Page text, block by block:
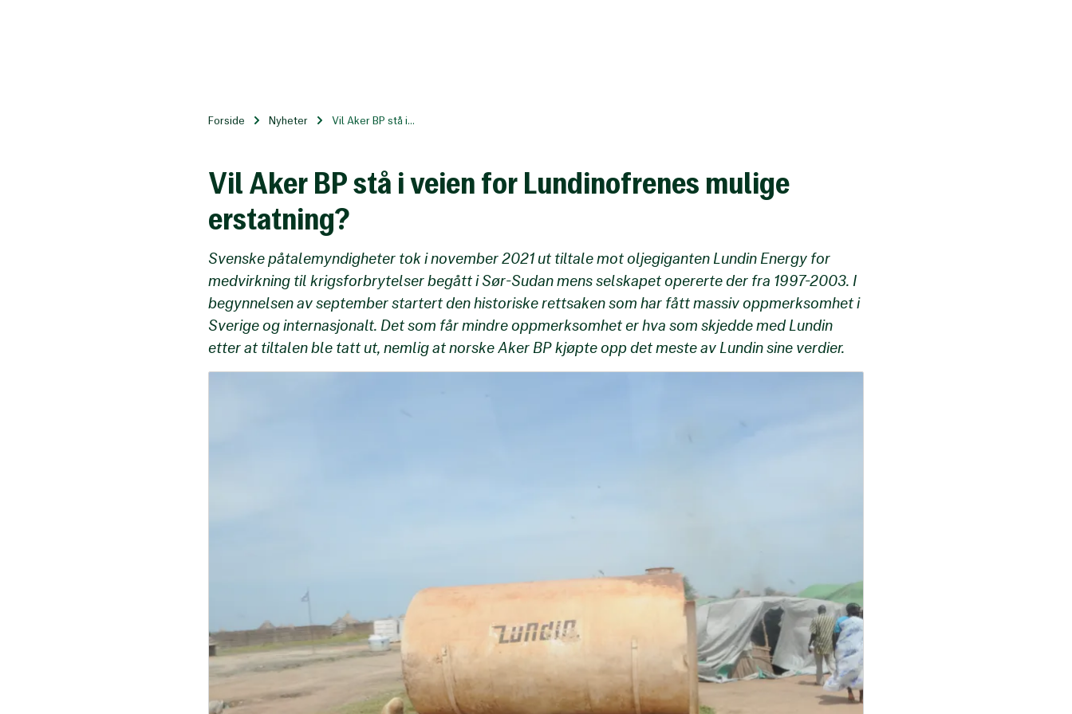
Forside Nyheter Vil Aker BP stå i...
Vil Aker BP stå i veien for Lundinofrenes mulige
erstatning?
Svenske påtalemyndigheter tok i november 2021 ut tiltale mot oljegiganten Lundin Energy for
medvirkning til krigsforbrytelser begått i Sør-Sudan mens selskapet opererte der fra 1997-2003. I
begynnelsen av september startert den historiske rettsaken som har fått massiv oppmerksomhet i
Sverige og internasjonalt. Det som får mindre oppmerksomhet er hva som skjedde med Lundin
etter at tiltalen ble tatt ut, nemlig at norske Aker BP kjøpte opp det meste av Lundin sine verdier.